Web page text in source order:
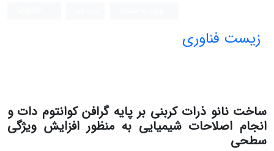
زیست فناوری
ساخت نانو ذرات کربنی بر پایه گرافن کوانتوم دات و
انجام اصلاحات شیمیایی به منظور افزایش ویژگی
سطحی